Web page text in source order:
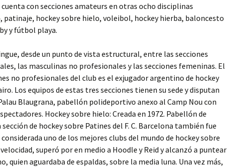
con secciones amateurs en otras ocho disciplinas
hockey sobre hielo, voleibol, hockey hierba, baloncesto
y fútbol playa.
desde un punto de vista estructural, entre las secciones
las masculinas no profesionales y las secciones femeninas. El
no profesionales del club es el exjugador argentino de hockey
Los equipos de estas tres secciones tienen su sede y disputan
Blaugrana, pabellón polideportivo anexo al Camp Nou con
Hockey sobre hielo: Creada en 1972. Pabellón de
sección de hockey sobre Patines del F. C. Barcelona también fue
considerada uno de los mejores clubs del mundo de hockey sobre
superó por en medio a Hoodle y Reid y alcanzó a puntear
quien aguardaba de espaldas, sobre la media luna. Una vez más,